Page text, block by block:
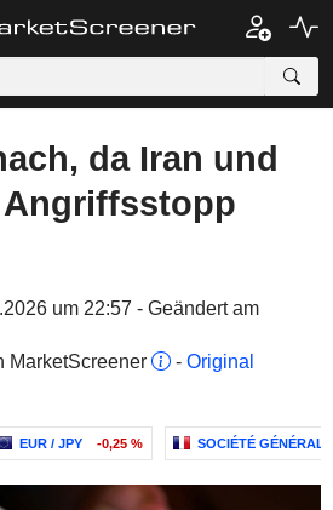
da Iran und
Angriffsstopp
um 22:57 - Geändert am
MarketScreener
- Original
EUR / JPY -0,25 % SOCIÉTÉ GÉNÉRALE